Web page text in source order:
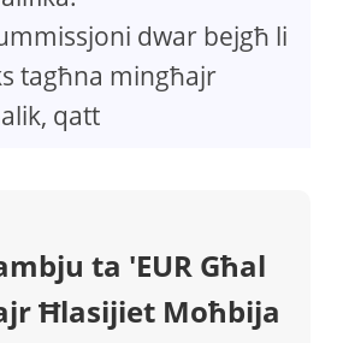
dwar bejgħ li
tagħna mingħajr
qatt
ta 'EUR Għal
Ħlasijiet Moħbija